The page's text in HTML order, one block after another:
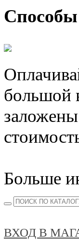
большой
Больше
ВХОД В